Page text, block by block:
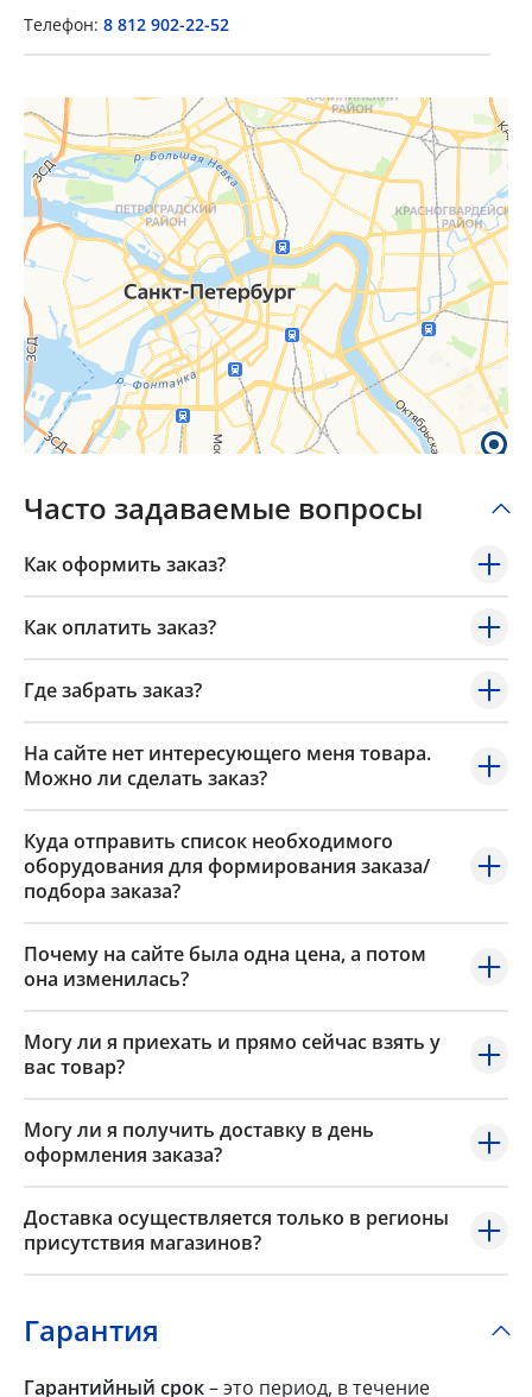
Телефон: 8 812 902-22-52
Часто задаваемые вопросы
Как оформить заказ?
Как оплатить заказ?
Где забрать заказ?
На сайте нет интересующего меня товара.
Можно ли сделать заказ?
Куда отправить список необходимого
оборудования для формирования заказа/
подбора заказа?
Почему на сайте была одна цена, а потом
она изменилась?
Могу ли я приехать и прямо сейчас взять у
вас товар?
Могу ли я получить доставку в день
оформления заказа?
Доставка осуществляется только в регионы
присутствия магазинов?
Гарантия
Гарантийный срок– это период, в течение
Popup Title
Popup Content